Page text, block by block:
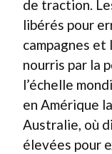
de traction.
libérés pour
campagnes et
nourris par la
l’échelle
en Amérique
Australie, où
élevées pour